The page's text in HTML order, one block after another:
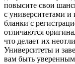
повысите свои
с университетами и
бланки с
отличаются
что делает их
Университеты и
вам быть